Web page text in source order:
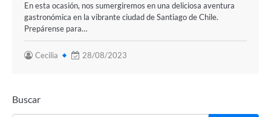
En esta ocasión, nos sumergiremos en una deliciosa aventura
gastronómica en la vibrante ciudad de Santiago de Chile.
Prepárense para…
Cecilia 28/08/2023
Buscar